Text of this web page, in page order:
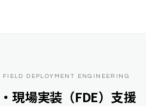
FIELD DEPLOYMENT ENGINEERING
現場実装（FDE）支援